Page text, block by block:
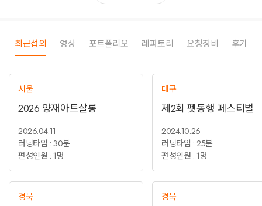
범식, 서울 건대 커먼그라운드 비어 위크(Beer Week) 축제, 2023 김포 아라
마린 패스티벌, 2023 하동 세계 차 엑스포, 2023 나루랑 버스킹, 수원 팔달
박람회 유치응원 버스킹(부산진구 버스킹 페스티벌), 2023 제천 청풍호 벚
꽃 축제, 2023 양재천 벚꽃 등 축제, 2022 아리랑TV 라이브온2 메리코발
트 공연 및 방송, 2022 보령머드축제, 2022 도봉옛길, 2021 청춘마이크 시
너지, 2020 청년을 노래한다, 2019 서래섬 메밀꽃 축제, 2020 G-Stage 축
제, 2019, 2020 용인버스킨(Buskin’), 북 페어 등 다양한 축제에서 관객과 함
께하는 소통형 음악 공연을 선보여 남녀노소 많은 대중과 함께 즐길 수 있는
공연을 선물한다.
최근섭외 영상 포트폴리오 레파토리 요청장비 후기
서울
2026 양재아트살롱
2026.04.11
러닝타임 : 30분
편성인원 : 1명
경북
대구
제2회 펫동행 페스티벌
2024.10.26
러닝타임 : 25분
편성인원 : 1명
경북